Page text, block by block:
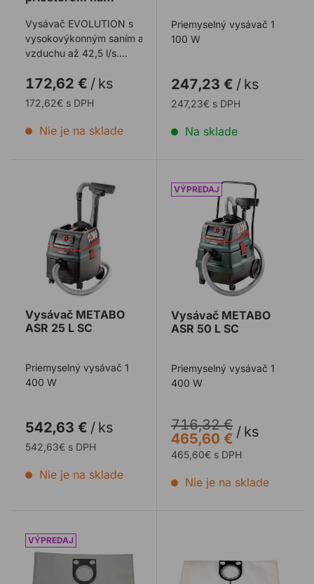
Vysávač EVOLUTION s
vysokovýkonným saním a prietokom
vzduchu až 42,5 l/s.
funkciou f ...
172,62 € / ks
172,62€ s DPH
Nie je na sklade
Priemyselný vysávač 1
100 W
247,23 € / ks
247,23€ s DPH
Na sklade
Vysávač METABO ASR 25 L SC
Vysávač METABO
ASR 25 L SC
Priemyselný vysávač 1
400 W
542,63 € / ks
542,63€ s DPH
Nie je na sklade
Vysávač METABO ASR 50
Vysávač METABO
ASR 50 L SC
Priemyselný vysávač 1
400 W
716,32 €
465,60 € / ks
465,60€ s DPH
Nie je na sklade
Vrecká do vysávačov BOSCH GAS 50, GAS 35, GAS